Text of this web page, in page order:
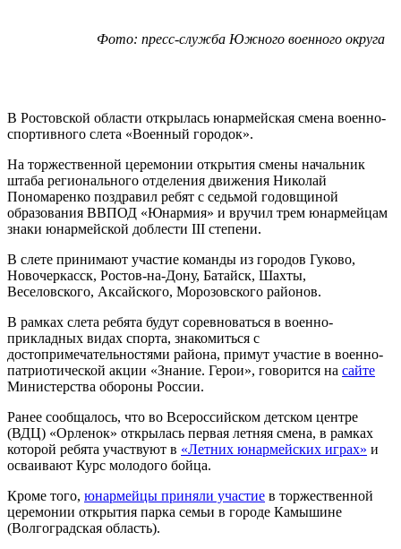
Фото: пресс-служба Южного военного округа
В Ростовской области открылась юнармейская смена военно-
спортивного слета «Военный городок».
На торжественной церемонии открытия смены начальник
штаба регионального отделения движения Николай
Пономаренко поздравил ребят с седьмой годовщиной
образования ВВПОД «Юнармия» и вручил трем юнармейцам
знаки юнармейской доблести III степени.
В слете принимают участие команды из городов Гуково,
Новочеркасск, Ростов-на-Дону, Батайск, Шахты,
Веселовского, Аксайского, Морозовского районов.
В рамках слета ребята будут соревноваться в военно-
прикладных видах спорта, знакомиться с
достопримечательностями района, примут участие в военно-
патриотической акции «Знание. Герои», говорится на сайте
Министерства обороны России.
Ранее сообщалось, что во Всероссийском детском центре
(ВДЦ) «Орленок» открылась первая летняя смена, в рамках
которой ребята участвуют в «Летних юнармейских играх» и
осваивают Курс молодого бойца.
Кроме того, юнармейцы приняли участие в торжественной
церемонии открытия парка семьи в городе Камышине
(Волгоградская область).